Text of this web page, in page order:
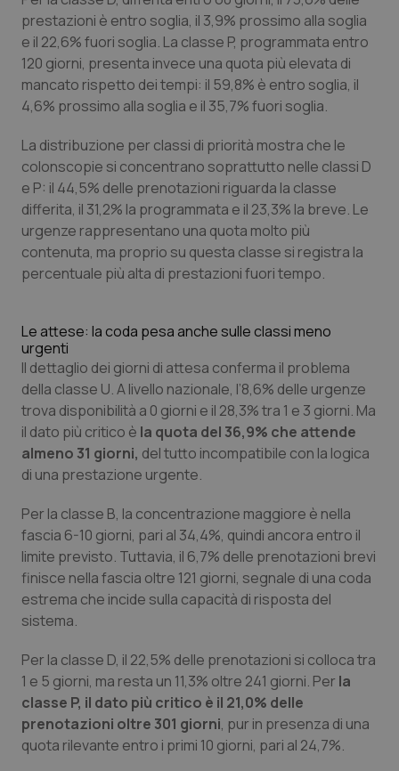
Salute orale & impianti
Sangue & coagulazione
Tiroide
Tumore al seno
Tumore ovarico
Tumori del Polmone & Testa Collo
Ulcera & Reflusso
Vaccini
prestazioni è entro soglia, il 3,9% prossimo alla soglia
e il 22,6% fuori soglia. La classe P, programmata entro
120 giorni, presenta invece una quota più elevata di
mancato rispetto dei tempi: il 59,8% è entro soglia, il
4,6% prossimo alla soglia e il 35,7% fuori soglia.
La distribuzione per classi di priorità mostra che le
colonscopie si concentrano soprattutto nelle classi D
e P: il 44,5% delle prenotazioni riguarda la classe
differita, il 31,2% la programmata e il 23,3% la breve. Le
urgenze rappresentano una quota molto più
contenuta, ma proprio su questa classe si registra la
percentuale più alta di prestazioni fuori tempo.
Le attese: la coda pesa anche sulle classi meno
urgenti
Il dettaglio dei giorni di attesa conferma il problema
della classe U. A livello nazionale, l’8,6% delle urgenze
trova disponibilità a 0 giorni e il 28,3% tra 1 e 3 giorni. Ma
il dato più critico è la quota del 36,9% che attende
almeno 31 giorni, del tutto incompatibile con la logica
di una prestazione urgente.
Per la classe B, la concentrazione maggiore è nella
fascia 6-10 giorni, pari al 34,4%, quindi ancora entro il
limite previsto. Tuttavia, il 6,7% delle prenotazioni brevi
finisce nella fascia oltre 121 giorni, segnale di una coda
estrema che incide sulla capacità di risposta del
sistema.
Per la classe D, il 22,5% delle prenotazioni si colloca tra
1 e 5 giorni, ma resta un 11,3% oltre 241 giorni. Per la
classe P, il dato più critico è il 21,0% delle
prenotazioni oltre 301 giorni, pur in presenza di una
quota rilevante entro i primi 10 giorni, pari al 24,7%.